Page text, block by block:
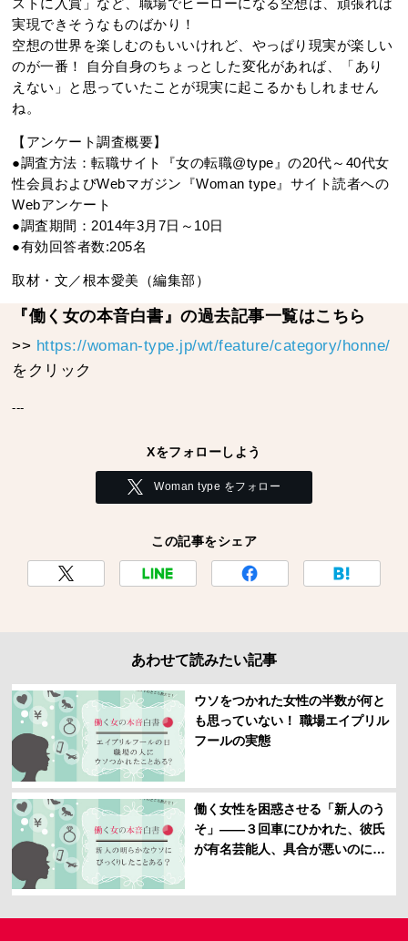
ストに入賞」など、職場でヒーローになる空想は、頑張れば
実現できそうなものばかり！
空想の世界を楽しむのもいいけれど、やっぱり現実が楽しい
のが一番！ 自分自身のちょっとした変化があれば、「あり
えない」と思っていたことが現実に起こるかもしれません
ね。
【アンケート調査概要】
●調査方法：転職サイト『女の転職@type』の20代～40代女
性会員およびWebマガジン『Woman type』サイト読者への
Webアンケート
●調査期間：2014年3月7日～10日
●有効回答者数:205名
取材・文／根本愛美（編集部）
『働く女の本音白書』の過去記事一覧はこちら
>> https://woman-type.jp/wt/feature/category/honne/
をクリック
---
Xをフォローしよう
Woman type をフォロー
この記事をシェア
あわせて読みたい記事
ウソをつかれた女性の半数が何と
も思っていない！ 職場エイプリル
フールの実態
働く女性を困惑させる「新人のう
そ」――３回車にひかれた、彼氏
が有名芸能人、具合が悪いのにデ